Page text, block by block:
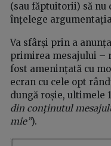
(sau făptuitorii) să nu
înțelege
Va sfârși prin a
primirea mesajului –
fost amenințată cu
ecran cu cele opt
dungă roșie, ultimele
din conținutul
mie”).